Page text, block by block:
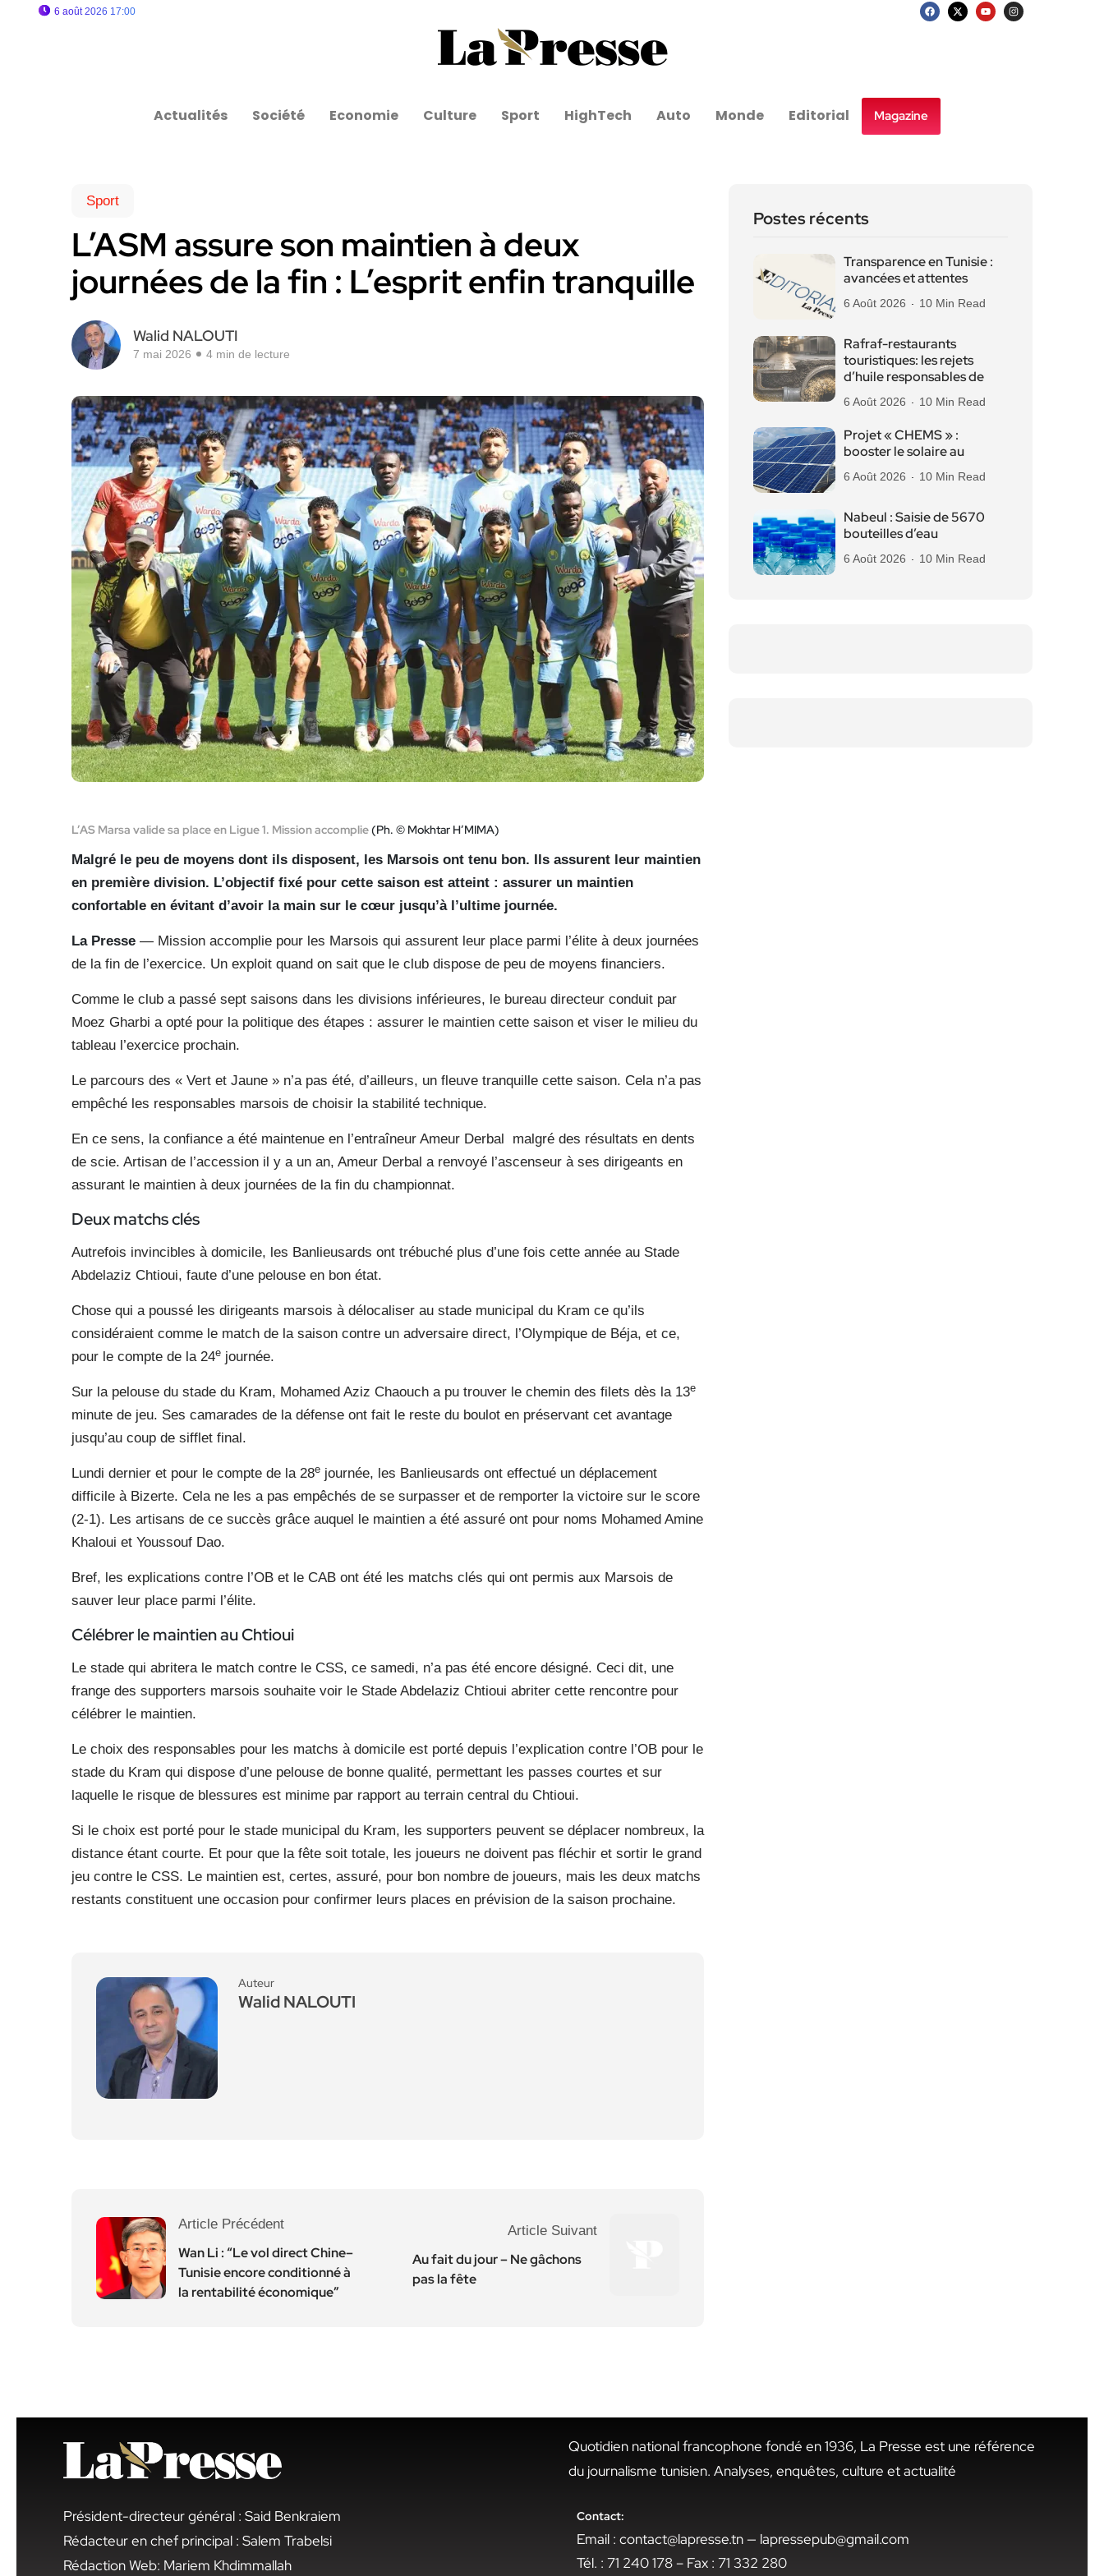
6 août 2026 17:00
Actualités Société Economie Culture Sport HighTech Auto Monde Editorial Magazine
Sport
L’ASM assure son maintien à deux
journées de la fin : L’esprit enfin tranquille
Walid NALOUTI
7 mai 2026 4 min de lecture
L’AS Marsa valide sa place en Ligue 1. Mission accomplie(Ph. © Mokhtar H’MIMA)
Malgré le peu de moyens dont ils disposent, les Marsois ont tenu bon. Ils assurent leur maintien
en première division. L’objectif fixé pour cette saison est atteint : assurer un maintien
confortable en évitant d’avoir la main sur le cœur jusqu’à l’ultime journée.
La Presse — Mission accomplie pour les Marsois qui assurent leur place parmi l’élite à deux journées
de la fin de l’exercice. Un exploit quand on sait que le club dispose de peu de moyens financiers.
Comme le club a passé sept saisons dans les divisions inférieures, le bureau directeur conduit par
Moez Gharbi a opté pour la politique des étapes : assurer le maintien cette saison et viser le milieu du
tableau l’exercice prochain.
Le parcours des « Vert et Jaune » n’a pas été, d’ailleurs, un fleuve tranquille cette saison. Cela n’a pas
empêché les responsables marsois de choisir la stabilité technique.
En ce sens, la confiance a été maintenue en l’entraîneur Ameur Derbal
malgré des résultats en dents
de scie. Artisan de l’accession il y a un an, Ameur Derbal a renvoyé l’ascenseur à ses dirigeants en
assurant le maintien à deux journées de la fin du championnat.
Deux matchs clés
Autrefois invincibles à domicile, les Banlieusards ont trébuché plus d’une fois cette année au Stade
Abdelaziz Chtioui, faute d’une pelouse en bon état.
Chose qui a poussé les dirigeants marsois à délocaliser au stade municipal du Kram ce qu’ils
considéraient comme le match de la saison contre un adversaire direct, l’Olympique de Béja, et ce,
pour le compte de la 24e journée.
Sur la pelouse du stade du Kram, Mohamed Aziz Chaouch a pu trouver le chemin des filets dès la 13e
minute de jeu. Ses camarades de la défense ont fait le reste du boulot en préservant cet avantage
jusqu’au coup de sifflet final.
Lundi dernier et pour le compte de la 28e journée, les Banlieusards ont effectué un déplacement
difficile à Bizerte. Cela ne les a pas empêchés de se surpasser et de remporter la victoire sur le score
(2-1). Les artisans de ce succès grâce auquel le maintien a été assuré ont pour noms Mohamed Amine
Khaloui et Youssouf Dao.
Bref, les explications contre l’OB et le CAB ont été les matchs clés qui ont permis aux Marsois de
sauver leur place parmi l’élite.
Célébrer le maintien au Chtioui
Le stade qui abritera le match contre le CSS, ce samedi, n’a pas été encore désigné. Ceci dit, une
frange des supporters marsois souhaite voir le Stade Abdelaziz Chtioui abriter cette rencontre pour
célébrer le maintien.
Le choix des responsables pour les matchs à domicile est porté depuis l’explication contre l’OB pour le
stade du Kram qui dispose d’une pelouse de bonne qualité, permettant les passes courtes et sur
laquelle le risque de blessures est minime par rapport au terrain central du Chtioui.
Si le choix est porté pour le stade municipal du Kram, les supporters peuvent se déplacer nombreux, la
distance étant courte. Et pour que la fête soit totale, les joueurs ne doivent pas fléchir et sortir le grand
jeu contre le CSS. Le maintien est, certes, assuré, pour bon nombre de joueurs, mais les deux matchs
restants constituent une occasion pour confirmer leurs places en prévision de la saison prochaine.
Auteur
Walid NALOUTI
Article Précédent
Wan Li : “Le vol direct Chine–
Tunisie encore conditionné à
la rentabilité économique”
Article Suivant
Au fait du jour – Ne gâchons
pas la fête
Postes récents
Transparence en Tunisie :
avancées et attentes
6 Août 2026 10 Min Read
Rafraf-restaurants
touristiques: les rejets
d’huile responsables de
6 Août 2026 10 Min Read
Projet « CHEMS » :
booster le solaire au
6 Août 2026 10 Min Read
Nabeul : Saisie de 5670
bouteilles d’eau
6 Août 2026 10 Min Read
Président-directeur général : Said Benkraiem
Rédacteur en chef principal : Salem Trabelsi
Rédaction Web: Mariem Khdimmallah
Quotidien national francophone fondé en 1936, La Presse est une référence
du journalisme tunisien. Analyses, enquêtes, culture et actualité
Contact:
Email : contact@lapresse.tn — lapressepub@gmail.com
Tél. : 71 240 178 – Fax : 71 332 280